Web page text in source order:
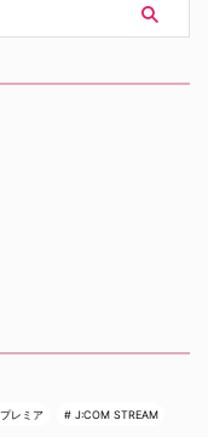
で主人公たちが歩いた景色
ルタイムで堪能 8月5日
ネル倶楽部プレミアム」
レミア J:COM STREAM